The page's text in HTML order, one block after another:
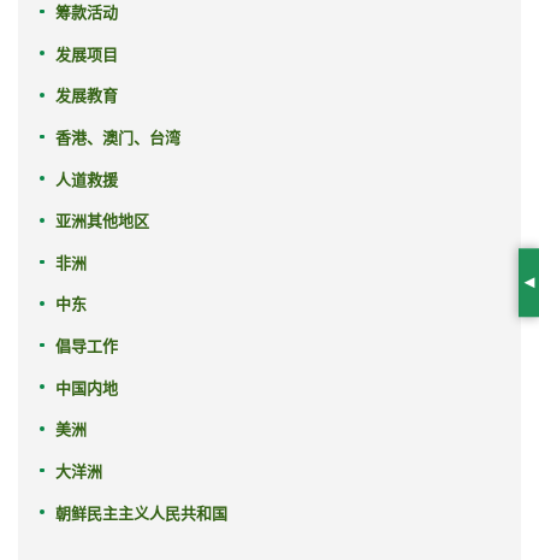
筹款活动
发展项目
发展教育
香港、澳门、台湾
人道救援
亚洲其他地区
非洲
中东
倡导工作
中国内地
美洲
大洋洲
朝鲜民主主义人民共和国